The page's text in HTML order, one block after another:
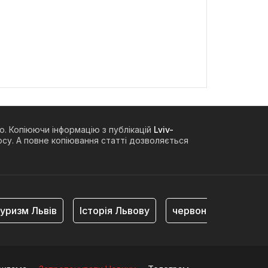
інформацію з публікацій Lviv-
А повне копіювання статті дозволяється
Львів Історія Львову червоноград